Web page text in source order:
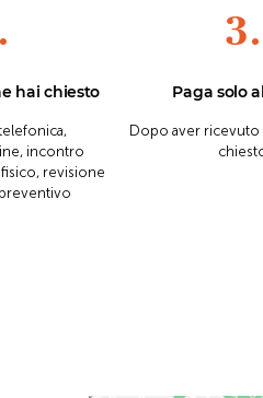
hai chiesto
incontro
revisione
3.
Paga solo
Dopo aver ricevuto